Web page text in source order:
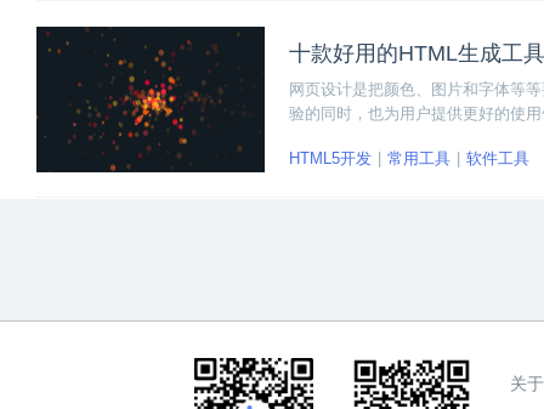
十款好用的HTML生成工
网页设计是把颜色、图片和字体等
验的同时，也为用户提供更好的使
HTML5开发
常用工具 软件工具
关